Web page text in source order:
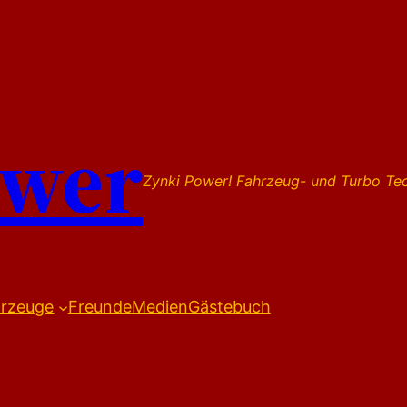
Zynki Power! Fahrzeug- und Turbo
FreundeMedienGästebuch